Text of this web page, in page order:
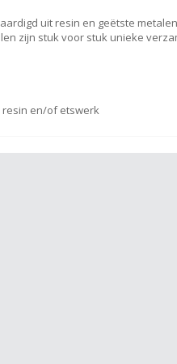
uit resin en geëtste
zijn stuk voor stuk unieke
en/of etswerk